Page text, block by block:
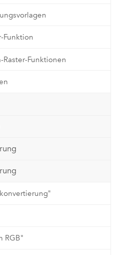
Funktion
Funktionen
RGB"